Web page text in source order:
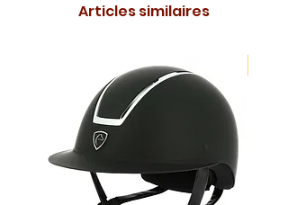
Articles similaires